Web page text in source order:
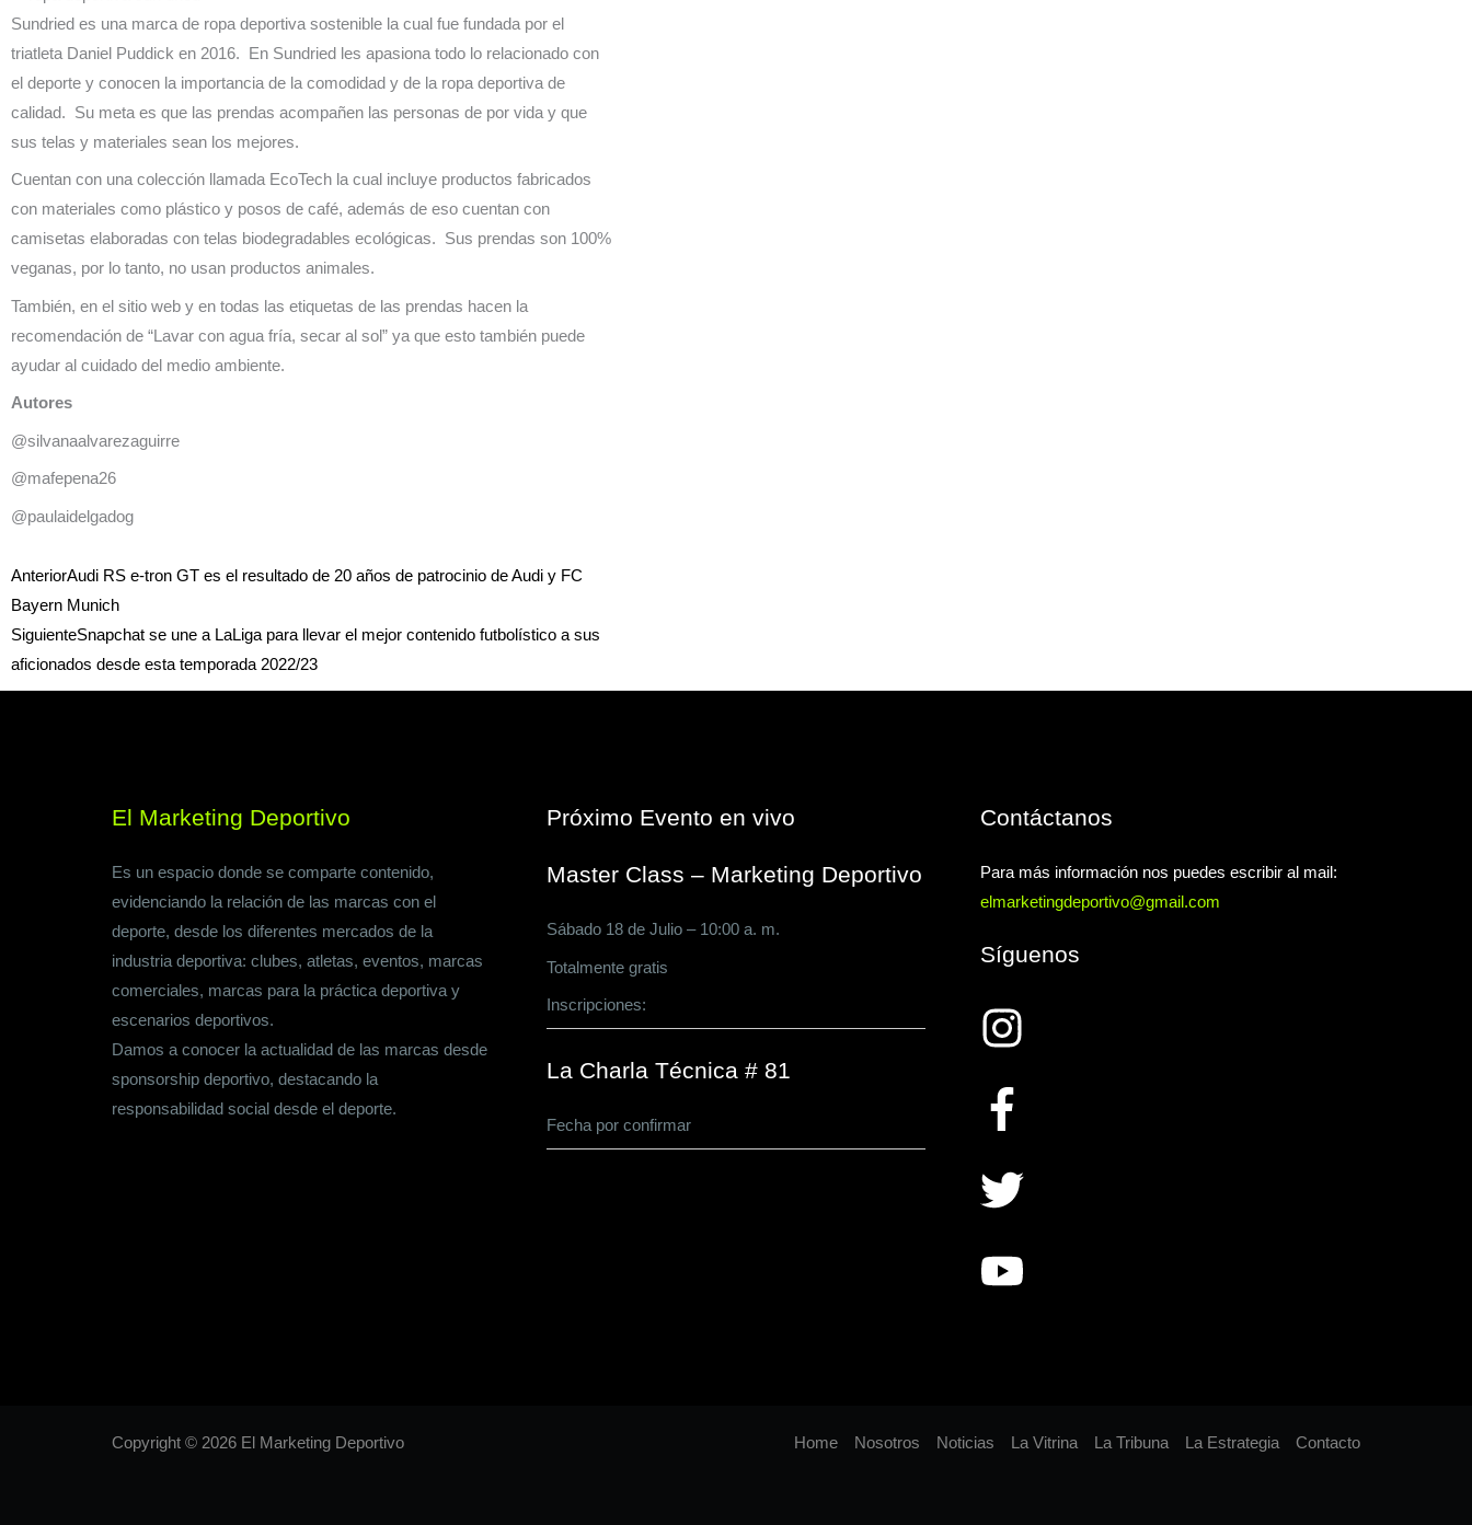
Sundried es una marca de ropa deportiva sostenible la cual fue fundada por el
triatleta Daniel Puddick en 2016. En Sundried les apasiona todo lo relacionado con
el deporte y conocen la importancia de la comodidad y de la ropa deportiva de
calidad. Su meta es que las prendas acompañen las personas de por vida y que
sus telas y materiales sean los mejores.
Cuentan con una colección llamada EcoTech la cual incluye productos fabricados
con materiales como plástico y posos de café, además de eso cuentan con
camisetas elaboradas con telas biodegradables ecológicas. Sus prendas son 100%
veganas, por lo tanto, no usan productos animales.
También, en el sitio web y en todas las etiquetas de las prendas hacen la
recomendación de “Lavar con agua fría, secar al sol” ya que esto también puede
ayudar al cuidado del medio ambiente.
Autores
@silvanaalvarezaguirre
@mafepena26
@paulaidelgadog
Ant
AnteriorAudi RS e-tron GT es el resultado de 20 años de patrocinio de Audi y FC
Bayern Munich
SiguienteSnapchat se une a LaLiga para llevar el mejor contenido futbolístico a sus
aficionados desde esta temporada 2022/23
Siguiente
El Marketing Deportivo
Es un espacio donde se comparte contenido,
evidenciando la relación de las marcas con el
deporte, desde los diferentes mercados de la
industria deportiva: clubes, atletas, eventos, marcas
comerciales, marcas para la práctica deportiva y
escenarios deportivos.
Damos a conocer la actualidad de las marcas desde
sponsorship deportivo, destacando la
responsabilidad social desde el deporte.
Próximo Evento en vivo
Master Class – Marketing Deportivo
Sábado 18 de Julio – 10:00 a. m.
Totalmente gratis
Inscripciones:
La Charla Técnica # 81
Fecha por confirmar
Contáctanos
Para más información nos puedes escribir al mail:
elmarketingdeportivo@gmail.com
Síguenos
Copyright © 2026 El Marketing Deportivo Home Nosotros Noticias La Vitrina La Tribuna La Estrategia Contacto